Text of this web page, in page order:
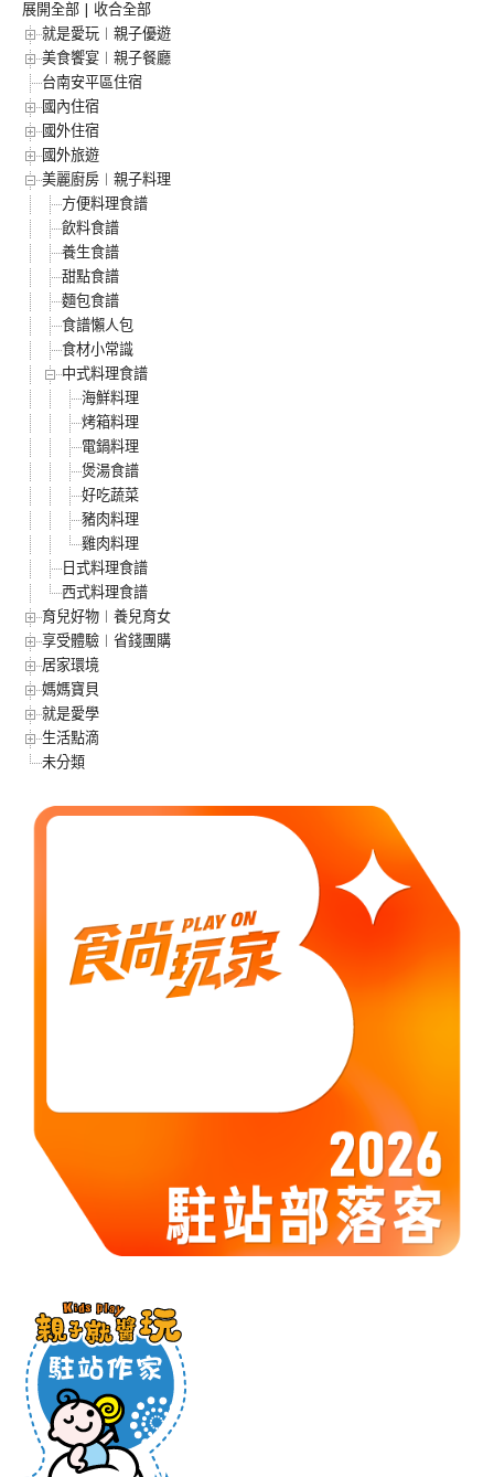
展開全部 | 收合全部
就是愛玩︱親子優遊
美食饗宴︱親子餐廳
台南安平區住宿
國內住宿
國外住宿
國外旅遊
美麗廚房︱親子料理
方便料理食譜
飲料食譜
養生食譜
甜點食譜
麵包食譜
食譜懶人包
食材小常識
中式料理食譜
海鮮料理
烤箱料理
電鍋料理
煲湯食譜
好吃蔬菜
豬肉料理
雞肉料理
日式料理食譜
西式料理食譜
育兒好物︱養兒育女
享受體驗︱省錢團購
居家環境
媽媽寶貝
就是愛學
生活點滴
未分類